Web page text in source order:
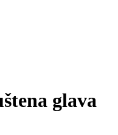
glava